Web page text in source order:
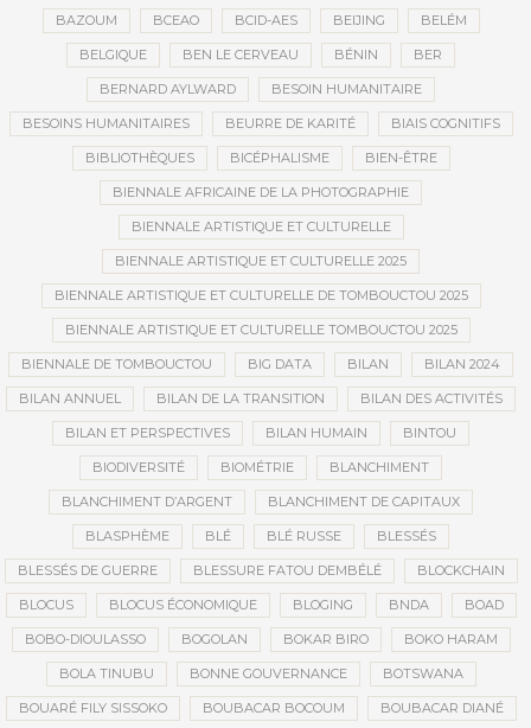
BAZOUM BCEAO BCID-AES BEIJING BELÉM
BELGIQUE BEN LE CERVEAU BÉNIN BER
BERNARD AYLWARD BESOIN HUMANITAIRE
BESOINS HUMANITAIRES BEURRE DE KARITÉ BIAIS COGNITIFS
BIBLIOTHÈQUES BICÉPHALISME BIEN-ÊTRE
BIENNALE AFRICAINE DE LA PHOTOGRAPHIE
BIENNALE ARTISTIQUE ET CULTURELLE
BIENNALE ARTISTIQUE ET CULTURELLE 2025
BIENNALE ARTISTIQUE ET CULTURELLE DE TOMBOUCTOU 2025
BIENNALE ARTISTIQUE ET CULTURELLE TOMBOUCTOU 2025
BIENNALE DE TOMBOUCTOU BIG DATA BILAN BILAN 2024
BILAN ANNUEL BILAN DE LA TRANSITION BILAN DES ACTIVITÉS
BILAN ET PERSPECTIVES BILAN HUMAIN BINTOU
BIODIVERSITÉ BIOMÉTRIE BLANCHIMENT
BLANCHIMENT D’ARGENT BLANCHIMENT DE CAPITAUX
BLASPHÈME BLÉ BLÉ RUSSE BLESSÉS
BLESSÉS DE GUERRE BLESSURE FATOU DEMBÉLÉ BLOCKCHAIN
BLOCUS BLOCUS ÉCONOMIQUE BLOGING BNDA BOAD
BOBO-DIOULASSO BOGOLAN BOKAR BIRO BOKO HARAM
BOLA TINUBU BONNE GOUVERNANCE BOTSWANA
BOUARÉ FILY SISSOKO BOUBACAR BOCOUM BOUBACAR DIANÉ